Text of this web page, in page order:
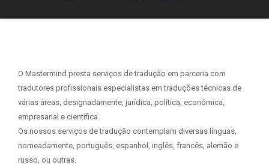
O Mastermind presta serviços de tradução em parceria com
tradutores profissionais especialistas em traduções técnicas de
várias áreas, designadamente, jurídica, política, económica,
empresarial e científica.
Os nossos serviços de tradução contemplam diversas línguas,
nomeadamente, português, espanhol, inglês, francês, alemão e
russo, ou outras.